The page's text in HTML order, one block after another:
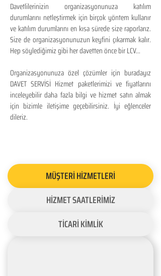
Davetlilerinizin organizasyonunuza katılım
durumlarını netleştirmek için birçok yöntem kullanır
ve katılım durumlarını en kısa sürede size raporlarız.
Size de organizasyonunuzun keyfini çıkarmak kalır.
Hep söylediğimiz gibi her davetten önce bir LCV...
Organizasyonunuza özel çözümler için buradayız
DAVET SERVİSİ Hizmet paketlerimizi ve fiyatlarını
inceleyebilir daha fazla bilgi ve hizmet satın almak
için bizimle iletişime geçebilirsiniz. İyi eğlenceler
dileriz.
MÜŞTERİ HİZMETLERİ
HİZMET SAATLERİMİZ
TİCARİ KİMLİK